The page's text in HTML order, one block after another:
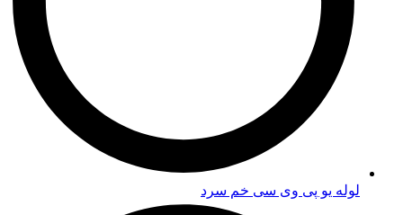
لوله یو پی وی سی خم سرد